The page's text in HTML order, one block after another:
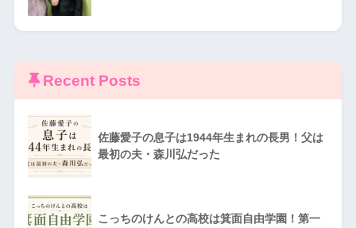
Recent Posts
佐藤愛子の息子は1944年生まれの長男！父は
最初の夫・森川弘だった
こっちのけんとの高校は箕面自由学園！第一